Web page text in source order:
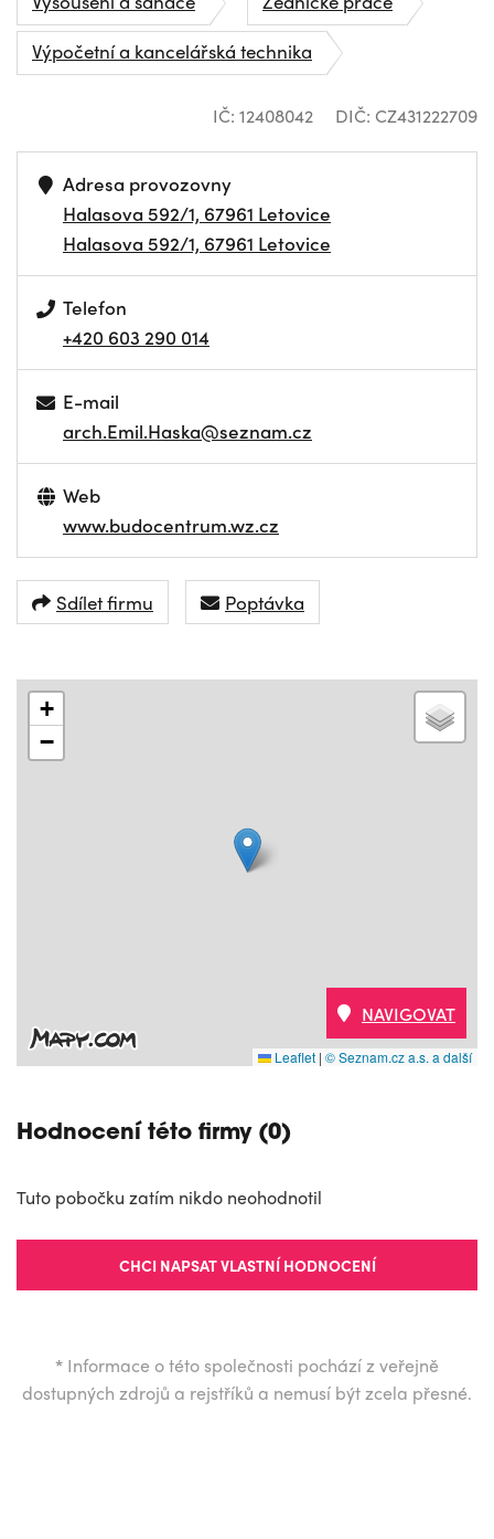
Výpočetní a kancelářská technika
IČ: 12408042 DIČ: CZ431222709
Adresa provozovny
Halasova 592/1, 67961 Letovice
Halasova 592/1, 67961 Letovice
Telefon
+420 603 290 014
E-mail
arch.Emil.Haska@seznam.cz
Web
www.budocentrum.wz.cz
Sdílet firmu Poptávka
+
−
Leaflet | © Seznam.cz a.s. a další
NAVIGOVAT
Hodnocení této firmy (0)
Tuto pobočku zatím nikdo neohodnotil
CHCI NAPSAT VLASTNÍ HODNOCENÍ
* Informace o této společnosti pochází z veřejně
dostupných zdrojů a rejstříků a nemusí být zcela přesné.